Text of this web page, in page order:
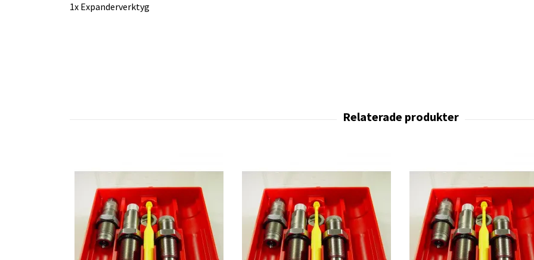
1x Expanderverktyg